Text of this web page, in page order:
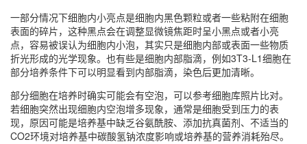
一部分情况下细胞内小亮点是细胞内黑色颗粒或者一些粘附在细胞
表面的碎片，这种黑点会在调整显微镜焦距时呈小黑点或者小亮
点，容易被误认为细胞内小泡，其实只是细胞内部或表面一些物质
折光形成的光学现象。也有些是细胞内部脂滴，例如3T3-L1细胞在
部分培养条件下可以明显看到内部脂滴，染色后更加清晰。
部分细胞在培养时确实可能会有空泡，可以参考细胞库照片比对。
若细胞突然出现细胞内空泡增多现象，通常是细胞受到压力的表
现，原因可能是培养基中缺乏谷氨酰胺、添加抗真菌剂、不适当的
CO2环境对培养基中碳酸氢钠浓度影响或培养基的营养消耗殆尽。